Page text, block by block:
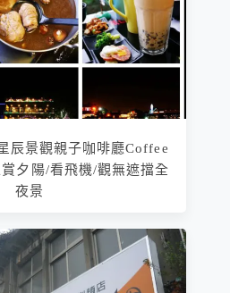
辰景觀親子咖啡廳Coffee
夕陽/看飛機/觀無遮擋全
夜景